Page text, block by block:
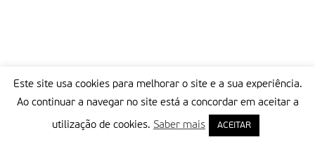
Este site usa cookies para melhorar o site e a sua experiência.
Ao continuar a navegar no site está a concordar em aceitar a
utilização de cookies. Saber mais ACEITAR